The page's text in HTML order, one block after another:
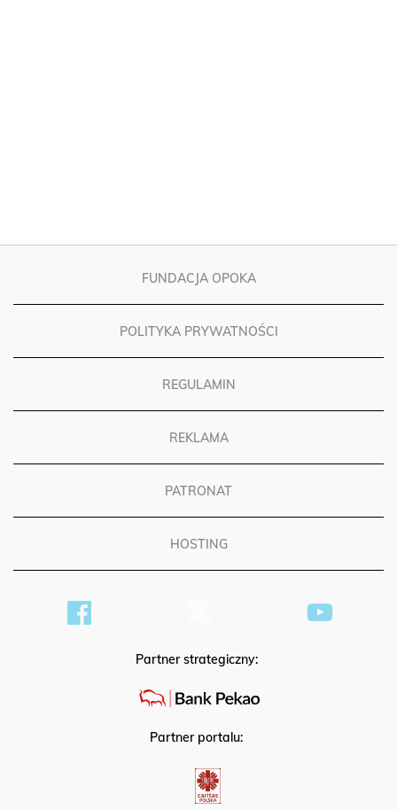
FUNDACJA OPOKA
POLITYKA PRYWATNOŚCI
REGULAMIN
REKLAMA
PATRONAT
HOSTING
Partner strategiczny:
Partner portalu: